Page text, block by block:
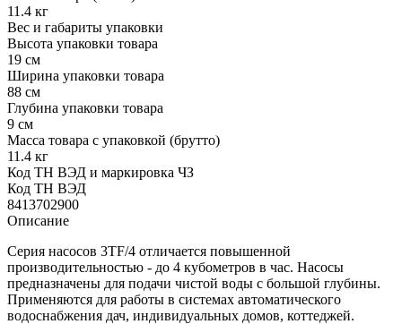
11.4 кг
Вес и габариты упаковки
Высота упаковки товара
19 см
Ширина упаковки товара
88 см
Глубина упаковки товара
9 см
Масса товара с упаковкой (брутто)
11.4 кг
Код ТН ВЭД и маркировка ЧЗ
Код ТН ВЭД
8413702900
Описание
Серия насосов 3TF/4 отличается повышенной
производительностью - до 4 кубометров в час. Насосы
предназначены для подачи чистой воды с большой глубины.
Применяются для работы в системах автоматического
водоснабжения дач, индивидуальных домов, коттеджей.